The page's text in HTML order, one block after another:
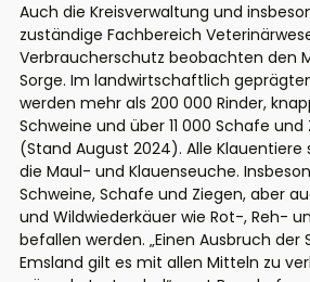
Auch die Kreisverwaltung und
zuständige Fachbereich
Verbraucherschutz beobachten den
Sorge. Im landwirtschaftlich
werden mehr als 200 000 Rinder,
Schweine und über 11 000 Schafe
(Stand August 2024). Alle
die Maul- und Klauenseuche.
Schweine, Schafe und Ziegen, aber
und Wildwiederkäuer wie Rot-, Reh-
befallen werden. „Einen Ausbruch der
Emsland gilt es mit allen Mitteln zu